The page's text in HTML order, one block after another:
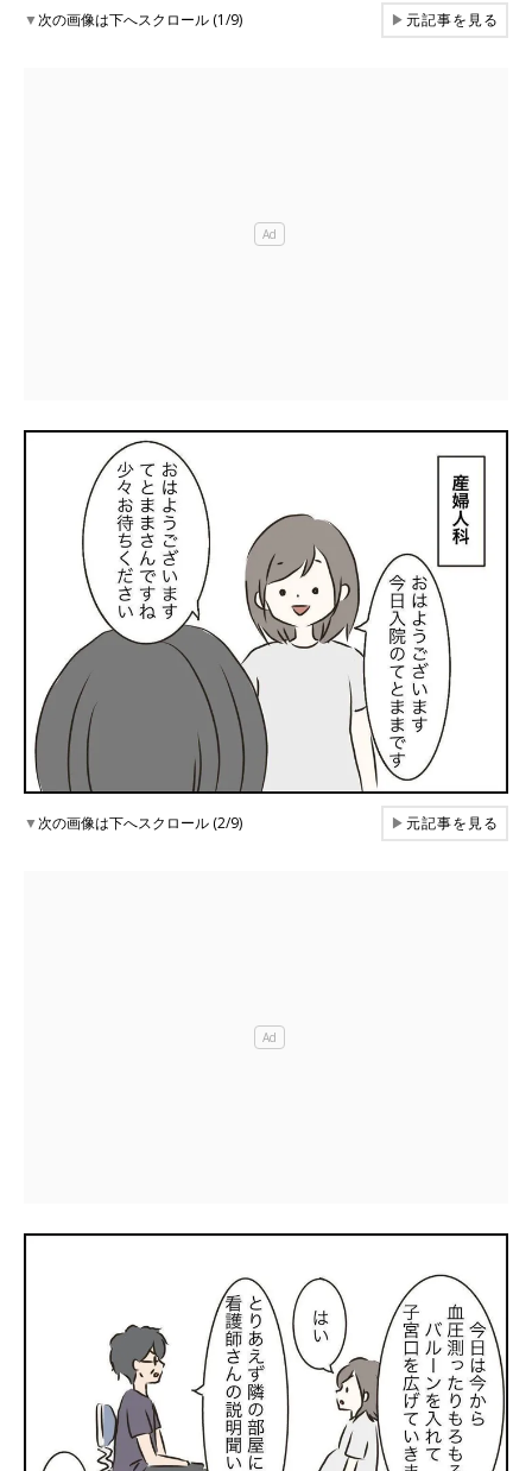
▼次の画像は下へスクロール (1/9) ▶元記事を見る
▼次の画像は下へスクロール (2/9) ▶元記事を見る